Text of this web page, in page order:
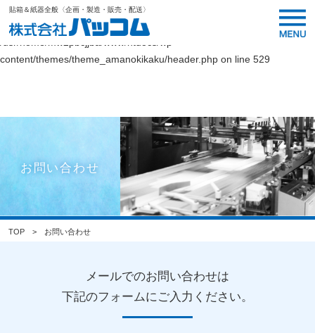
貼箱＆紙器全般〈企画・製造・販売・配送〉
Warning: Undefined variable $link_color in
content/themes/theme_amanokikaku/header.php on line 529
お問い合わせ
TOP お問い合わせ
メールでのお問い合わせは
下記のフォームにご入力ください。